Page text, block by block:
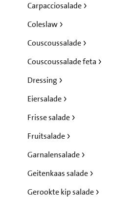
Carpacciosalade
Coleslaw
Couscoussalade
Couscoussalade feta
Dressing
Eiersalade
Frisse salade
Fruitsalade
Garnalensalade
Geitenkaas salade
Gerookte kip salade